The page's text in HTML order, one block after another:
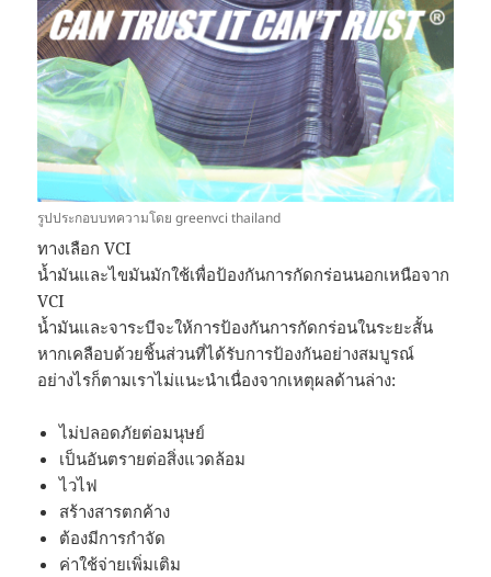
รูปประกอบบทความโดย greenvci thailand
ทางเลือก VCI
น้ำมันและไขมันมักใช้เพื่อป้องกันการกัดกร่อนนอกเหนือจาก
VCI
น้ำมันและจาระบีจะให้การป้องกันการกัดกร่อนในระยะสั้น
หากเคลือบด้วยชิ้นส่วนที่ได้รับการป้องกันอย่างสมบูรณ์
อย่างไรก็ตามเราไม่แนะนำเนื่องจากเหตุผลด้านล่าง:
ไม่ปลอดภัยต่อมนุษย์
เป็นอันตรายต่อสิ่งแวดล้อม
ไวไฟ
สร้างสารตกค้าง
ต้องมีการกำจัด
ค่าใช้จ่ายเพิ่มเติม